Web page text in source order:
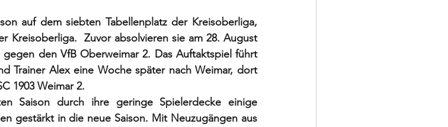
auf dem siebten Tabellenplatz der Kreisoberliga,
Kreisoberliga.  Zuvor absolvieren sie am 28. August
den VfB Oberweimar 2. Das Auftaktspiel führt
Trainer Alex eine Woche später nach Weimar, dort
1903 Weimar 2.
Saison durch ihre geringe Spielerdecke einige
gestärkt in die neue Saison. Mit Neuzugängen aus